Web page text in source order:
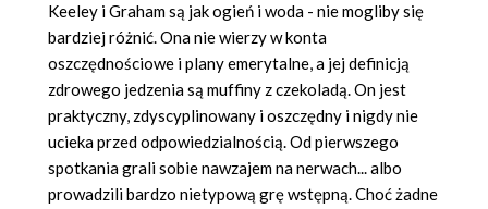
Keeley i Graham są jak ogień i woda - nie mogliby się
bardziej różnić. Ona nie wierzy w konta
oszczędnościowe i plany emerytalne, a jej definicją
zdrowego jedzenia są muffiny z czekoladą. On jest
praktyczny, zdyscyplinowany i oszczędny i nigdy nie
ucieka przed odpowiedzialnością. Od pierwszego
spotkania grali sobie nawzajem na nerwach... albo
prowadzili bardzo nietypową grę wstępną. Choć żadne